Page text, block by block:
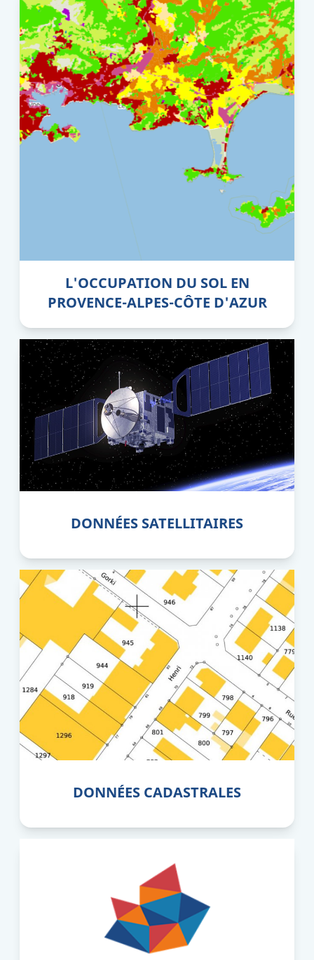
L'OCCUPATION DU SOL EN
PROVENCE-ALPES-CÔTE D'AZUR
DONNÉES SATELLITAIRES
DONNÉES CADASTRALES